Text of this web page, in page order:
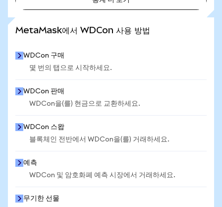
MetaMask에서 WDCon 사용 방법
WDCon 구매
몇 번의 탭으로 시작하세요.
WDCon 판매
WDCon을(를) 현금으로 교환하세요.
WDCon 스왑
블록체인 전반에서 WDCon을(를) 거래하세요.
예측
WDCon 및 암호화폐 예측 시장에서 거래하세요.
무기한 선물